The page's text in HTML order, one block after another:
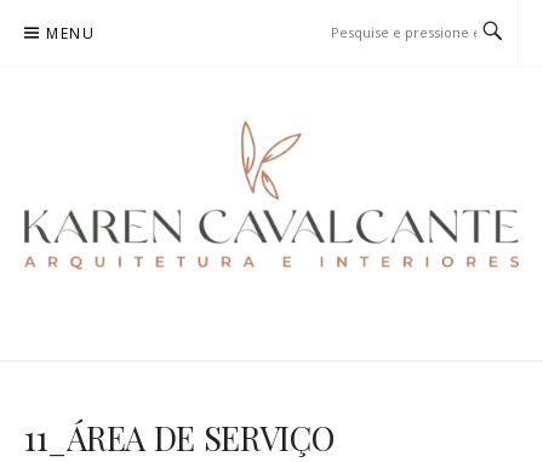
para
MENU
11_ÁREA DE SERVIÇO